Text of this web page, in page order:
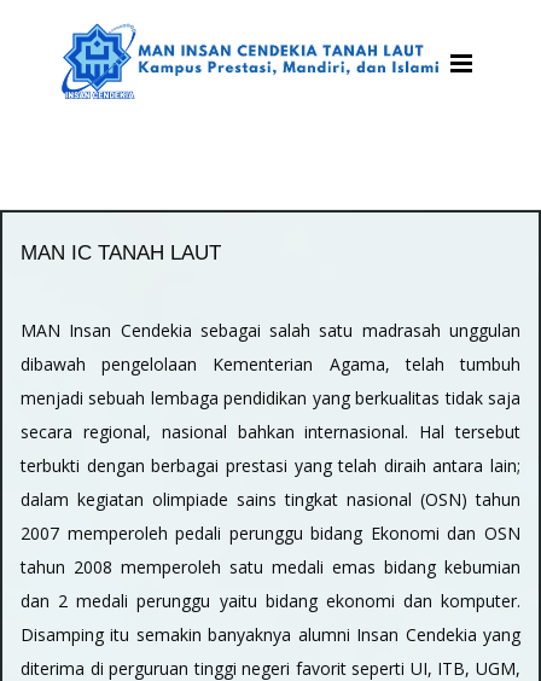
MAN IC TANAH LAUT
MAN Insan Cendekia sebagai salah satu madrasah unggulan
dibawah pengelolaan Kementerian Agama, telah tumbuh
menjadi sebuah lembaga pendidikan yang berkualitas tidak saja
secara regional, nasional bahkan internasional. Hal tersebut
terbukti dengan berbagai prestasi yang telah diraih antara lain;
dalam kegiatan olimpiade sains tingkat nasional (OSN) tahun
2007 memperoleh pedali perunggu bidang Ekonomi dan OSN
tahun 2008 memperoleh satu medali emas bidang kebumian
dan 2 medali perunggu yaitu bidang ekonomi dan komputer.
Disamping itu semakin banyaknya alumni Insan Cendekia yang
diterima di perguruan tinggi negeri favorit seperti UI, ITB, UGM,